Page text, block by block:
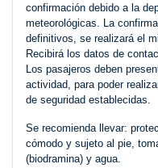
confirmación debido a la
meteorológicas. La
definitivos, se realizará el
Recibirá los datos de
Los pasajeros deben
actividad, para poder
de seguridad establecidas.
Se recomienda llevar:
cómodo y sujeto al pie,
(biodramina) y agua.